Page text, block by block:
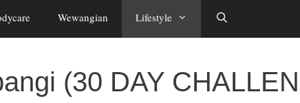
Wewangian Lifestyle
(30 DAY